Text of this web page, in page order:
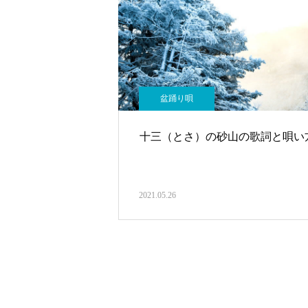
盆踊り唄
十三（とさ）の砂山の歌詞と唄い
2021.05.26